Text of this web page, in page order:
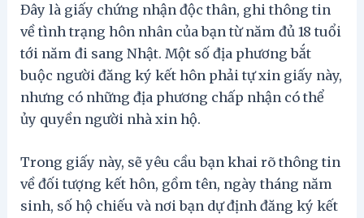
Đây là giấy chứng nhận độc thân, ghi thông tin
về tình trạng hôn nhân của bạn từ năm đủ 18 tuổi
tới năm đi sang Nhật. Một số địa phương bắt
buộc người đăng ký kết hôn phải tự xin giấy này,
nhưng có những địa phương chấp nhận có thể
ủy quyền người nhà xin hộ.
Trong giấy này, sẽ yêu cầu bạn khai rõ thông tin
về đối tượng kết hôn, gồm tên, ngày tháng năm
sinh, số hộ chiếu và nơi bạn dự định đăng ký kết